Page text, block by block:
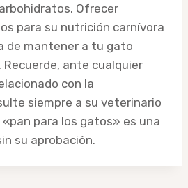
Ofrecer
para su nutrición carnívora
de mantener a tu gato
. Recuerde, ante cualquier
con la
siempre a su veterinario
para los gatos» es una
su aprobación.